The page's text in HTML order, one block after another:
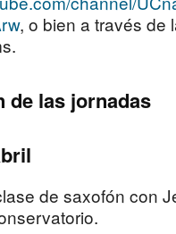
, o bien a través de
de las jornadas
de saxofón con